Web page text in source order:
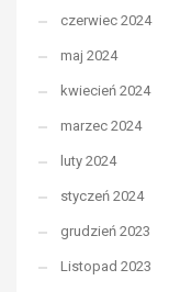
czerwiec 2024
maj 2024
kwiecień 2024
marzec 2024
luty 2024
styczeń 2024
grudzień 2023
Listopad 2023